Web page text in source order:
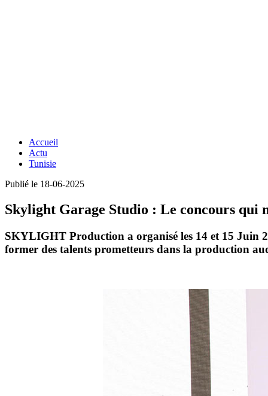
Accueil
Actu
Tunisie
Publié le 18-06-2025
Skylight Garage Studio : Le concours qui
SKYLIGHT Production a organisé les 14 et 15 Juin
former des talents prometteurs dans la production